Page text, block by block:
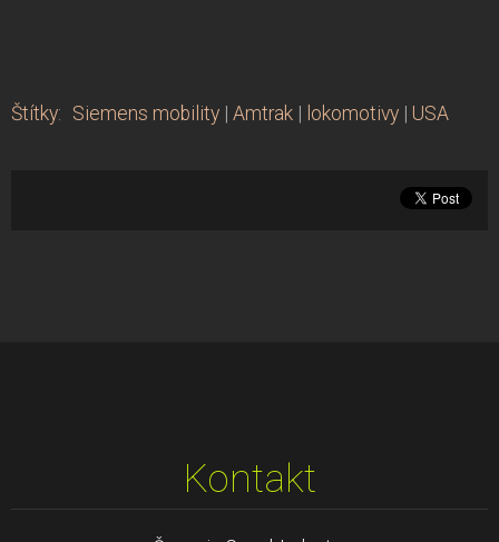
Štítky: Siemens mobility | Amtrak | lokomotivy | USA
Kontakt